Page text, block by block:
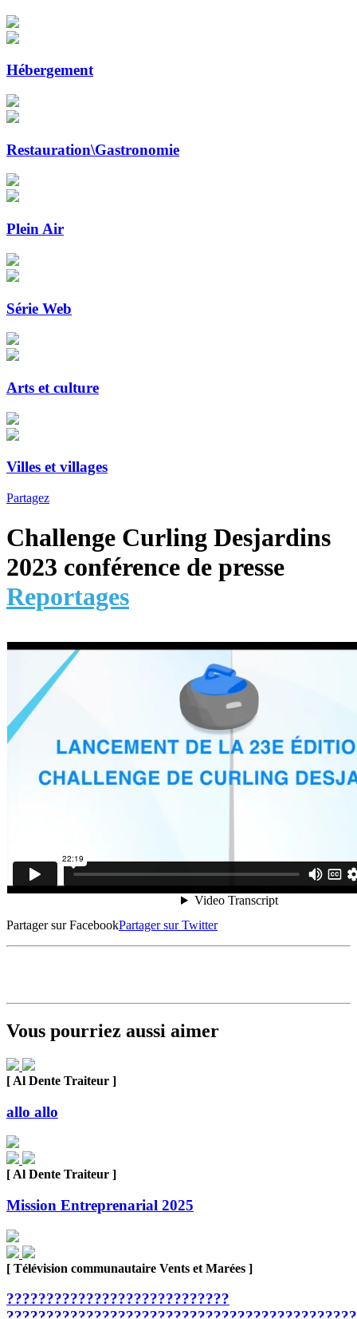
Hébergement
Restauration\Gastronomie
Plein Air
Série Web
Arts et culture
Villes et villages
Partagez
Challenge Curling Desjardins
2023 conférence de presse
Reportages
Partager sur FacebookPartager sur Twitter
Vous pourriez aussi aimer
[ Al Dente Traiteur ]
allo allo
[ Al Dente Traiteur ]
Mission Entreprenarial 2025
[ Télévision communautaire Vents et Marées ]
????????????????????????????